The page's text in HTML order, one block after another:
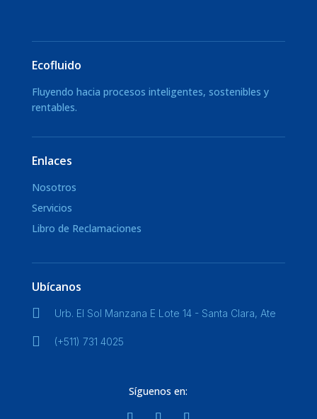
Ecofluido
Fluyendo hacia procesos inteligentes, sostenibles y
rentables.
Enlaces
Nosotros
Servicios
Libro de Reclamaciones
Ubícanos

Urb. El Sol Manzana E Lote 14 - Santa Clara, Ate
 (+511) 731 4025
Síguenos en: